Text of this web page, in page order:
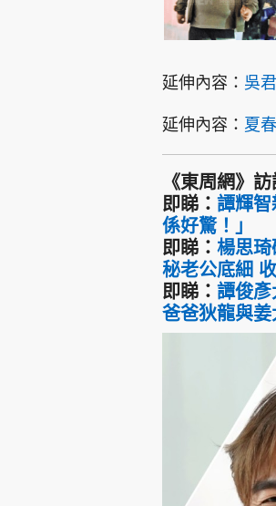
延伸內容： 吳
延伸內容： 夏
《東周網》
即睇： 譚輝智
係好驚！」
即睇： 楊思琦
秘老公底細
即睇： 譚俊
爸爸狄龍與姜